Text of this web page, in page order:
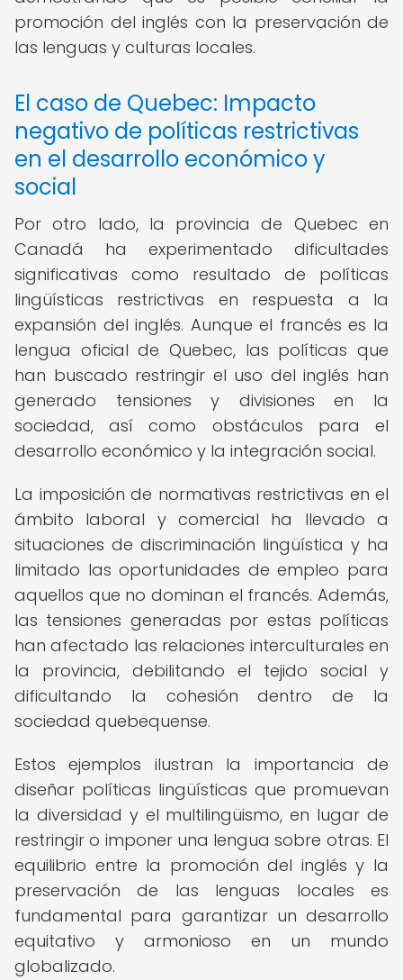
promoción del inglés con la preservación de
las lenguas y culturas locales.
El caso de Quebec: Impacto
negativo de políticas restrictivas
en el desarrollo económico y
social
Por otro lado, la provincia de Quebec en
Canadá ha experimentado dificultades
significativas como resultado de políticas
lingüísticas restrictivas en respuesta a la
expansión del inglés. Aunque el francés es la
lengua oficial de Quebec, las políticas que
han buscado restringir el uso del inglés han
generado tensiones y divisiones en la
sociedad, así como obstáculos para el
desarrollo económico y la integración social.
La imposición de normativas restrictivas en el
ámbito laboral y comercial ha llevado a
situaciones de discriminación lingüística y ha
limitado las oportunidades de empleo para
aquellos que no dominan el francés. Además,
las tensiones generadas por estas políticas
han afectado las relaciones interculturales en
la provincia, debilitando el tejido social y
dificultando la cohesión dentro de la
sociedad quebequense.
Estos ejemplos ilustran la importancia de
diseñar políticas lingüísticas que promuevan
la diversidad y el multilingüismo, en lugar de
restringir o imponer una lengua sobre otras. El
equilibrio entre la promoción del inglés y la
preservación de las lenguas locales es
fundamental para garantizar un desarrollo
equitativo y armonioso en un mundo
globalizado.